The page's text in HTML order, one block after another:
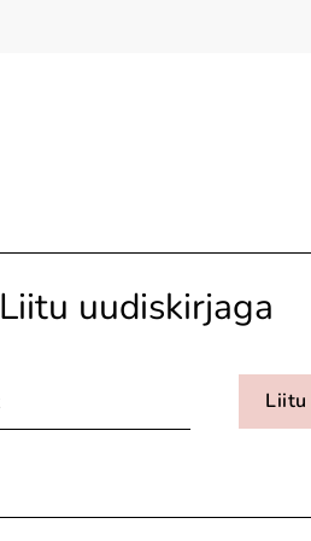
Liitu uudiskirjaga
Liitu